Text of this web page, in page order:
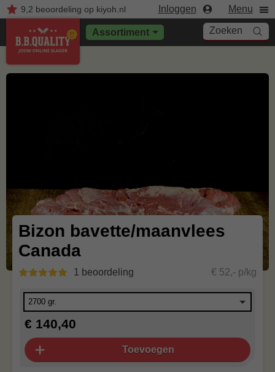
9,2 beoordelingop kiyoh.nl Inloggen Menu
Assortiment Zoeken
Bizon bavette/maanvlees
Canada
1 beoordeling € 52,- p/kg
€ 140,40
Toevoegen